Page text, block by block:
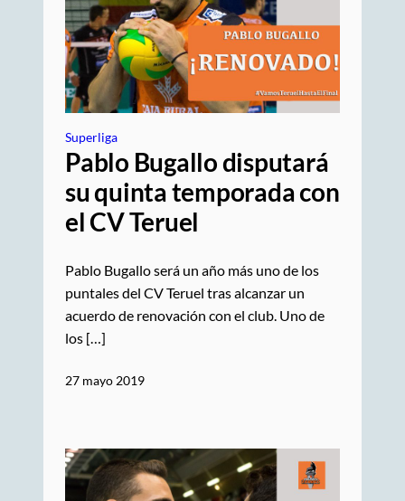
Superliga
Pablo Bugallo disputará
su quinta temporada con
el CV Teruel
Pablo Bugallo será un año más uno de los
puntales del CV Teruel tras alcanzar un
acuerdo de renovación con el club. Uno de
los […]
27 mayo 2019